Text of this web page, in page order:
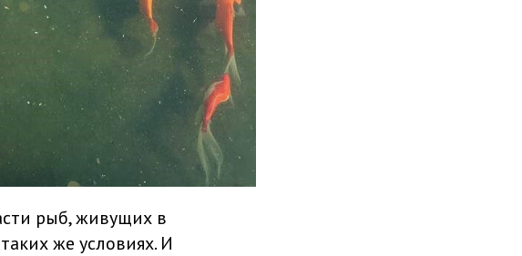
рыб, живущих в
же условиях. И